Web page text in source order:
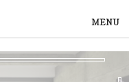
MENU